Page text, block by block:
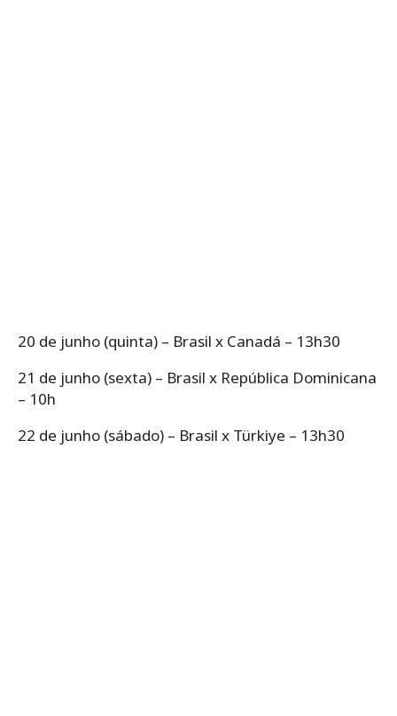
20 de junho (quinta) – Brasil x Canadá – 13h30
21 de junho (sexta) – Brasil x República Dominicana
– 10h
22 de junho (sábado) – Brasil x Türkiye – 13h30